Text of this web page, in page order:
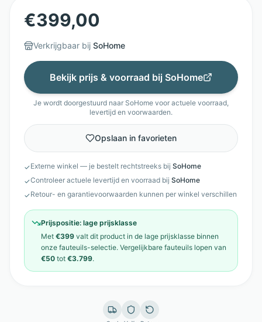
€399,00
Verkrijgbaar bij SoHome
Bekijk prijs & voorraad bij SoHome
Je wordt doorgestuurd naar SoHome voor actuele voorraad,
levertijd en voorwaarden.
Opslaan in favorieten
✓Externe winkel — je bestelt rechtstreeks bij SoHome
✓Controleer actuele levertijd en voorraad bij SoHome
✓Retour- en garantievoorwaarden kunnen per winkel verschillen
Prijspositie: lage prijsklasse
Met €399 valt dit product in de lage prijsklasse binnen
onze fauteuils-selectie. Vergelijkbare fauteuils lopen van
€50 tot €3.799.